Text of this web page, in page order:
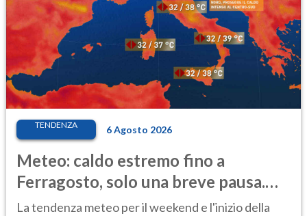
TENDENZA 6 Agosto 2026
Meteo: caldo estremo fino a
Ferragosto, solo una breve pausa.
Ecco dove
La tendenza meteo per il weekend e l'inizio della